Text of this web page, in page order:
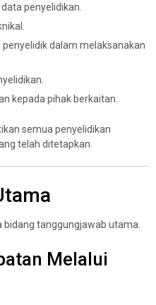
penyelidikan.
dalam melaksanakan
kepada pihak berkaitan.
semua penyelidikan
telah ditetapkan.
tanggungjawab utama.
Melalui